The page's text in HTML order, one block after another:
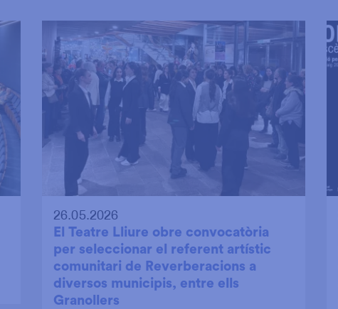
26.05.2026
El Teatre Lliure obre convocatòria
per seleccionar el referent artístic
comunitari de Reverberacions a
diversos municipis, entre ells
Granollers